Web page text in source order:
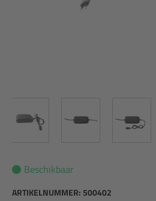
Beschikbaar
ARTIKELNUMMER: 500402